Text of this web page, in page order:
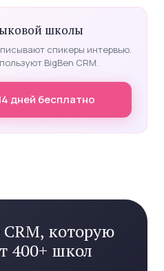
школы
спикеры интервью.
BigBen CRM.
дней бесплатно
которую
400+ школ